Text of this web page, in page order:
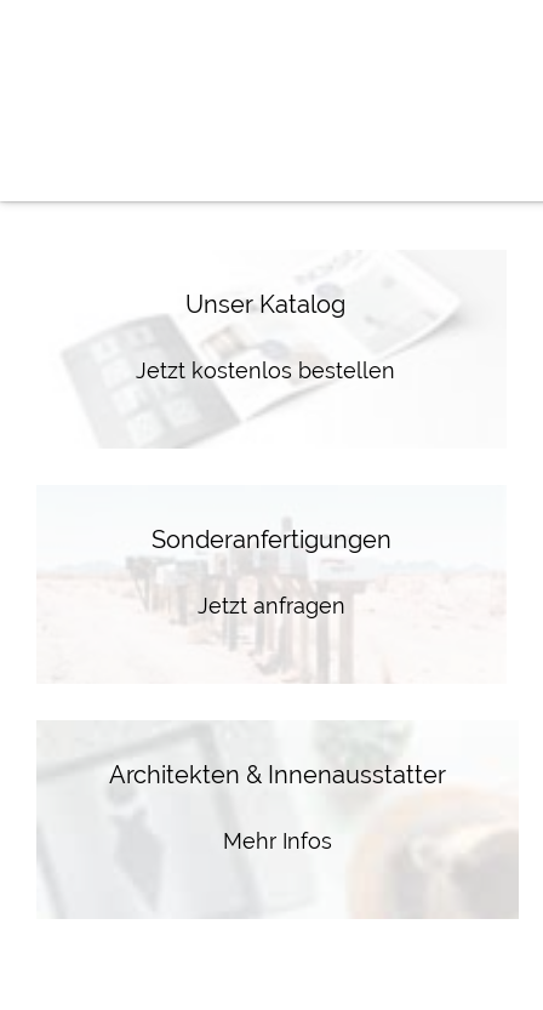
Unser Katalog
Jetzt kostenlos bestellen
Sonderanfertigungen
Jetzt anfragen
Architekten & Innenausstatter
Mehr Infos